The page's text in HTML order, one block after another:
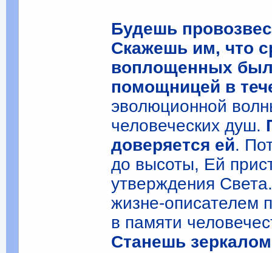
Будешь
Скажешь им, что
воплощенных
помощницей в
эволюционной
человеческих душ.
доверяется ей.
до высоты, Ей
утверждения
жизне-описателем
в памяти
Станешь